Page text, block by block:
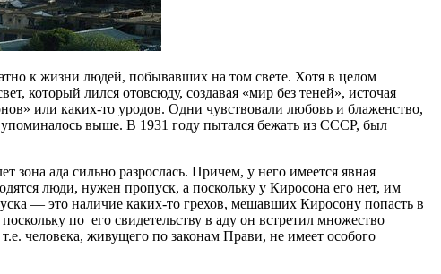
к жизни людей, побывавших на том свете. Хотя в целом
который лился отовсюду, создавая «мир без теней», источая
или каких-то уродов. Одни чувствовали любовь и блаженство,
выше. В 1931 году пытался бежать из СССР, был
ада сильно разрослась. Причем, у него имеется явная
люди, нужен пропуск, а поскольку у Киросона его нет, им
— это наличие каких-то грехов, мешавших Киросону попасть в
по его свидетельству в аду он встретил множество
человека, живущего по законам Прави, не имеет особого